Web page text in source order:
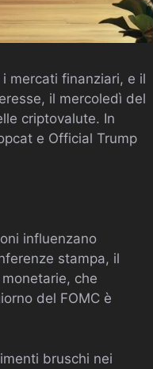
mercati finanziari, e il
il mercoledì del
criptovalute. In
e Official Trump
influenzano
stampa, il
che
del FOMC è
bruschi nei